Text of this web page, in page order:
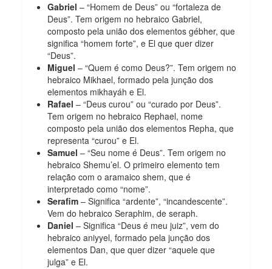
Gabriel – “Homem de Deus” ou “fortaleza de
Deus”. Tem origem no hebraico Gabriel,
composto pela união dos elementos gébher, que
significa “homem forte”, e El que quer dizer
“Deus”.
Miguel – “Quem é como Deus?”. Tem origem no
hebraico Mikhael, formado pela junção dos
elementos mikhayáh e El.
Rafael – “Deus curou” ou “curado por Deus”.
Tem origem no hebraico Rephael, nome
composto pela união dos elementos Repha, que
representa “curou” e El.
Samuel – “Seu nome é Deus”. Tem origem no
hebraico Shemu’el. O primeiro elemento tem
relação com o aramaico shem, que é
interpretado como “nome”.
Serafim – Significa “ardente”, “incandescente”.
Vem do hebraico Seraphim, de seraph.
Daniel – Significa “Deus é meu juiz”, vem do
hebraico aniyyel, formado pela junção dos
elementos Dan, que quer dizer “aquele que
julga” e El.